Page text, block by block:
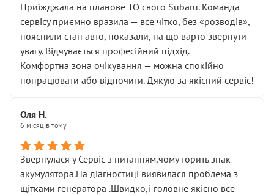
Приїжджала на планове ТО свого Subaru. Команда
сервісу приємно вразила — все чітко, без «розводів»,
пояснили стан авто, показали, на що варто звернути
увагу. Відчувається професійний підхід.
Комфортна зона очікування — можна спокійно
попрацювати або відпочити. Дякую за якісний сервіс!
Оля Н.
6 місяців тому
Звернулася у Сервіс з питанням,чому горить знак
акумулятора.На діагностиці виявилася проблема з
щітками генератора .Швидко,і головне якісно все